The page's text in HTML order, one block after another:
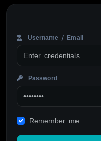
Username / Email
Password
Remember me